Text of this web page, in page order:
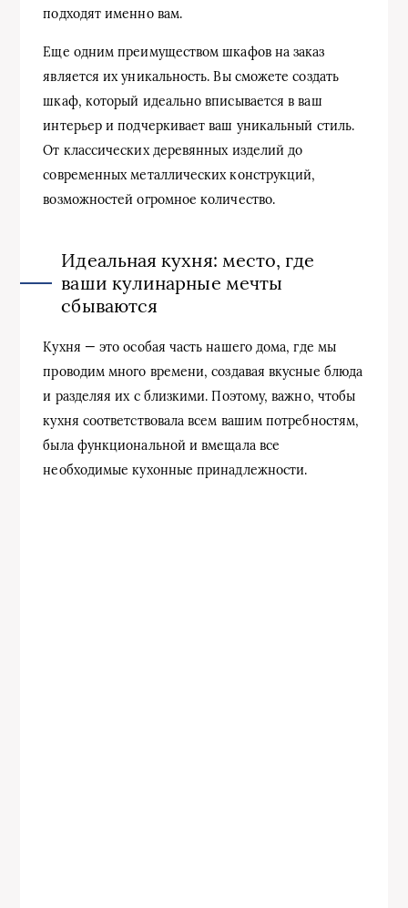
подходят именно вам.
Еще одним преимуществом шкафов на заказ
является их уникальность. Вы сможете создать
шкаф, который идеально вписывается в ваш
интерьер и подчеркивает ваш уникальный стиль.
От классических деревянных изделий до
современных металлических конструкций,
возможностей огромное количество.
Идеальная кухня: место, где
ваши кулинарные мечты
сбываются
Кухня — это особая часть нашего дома, где мы
проводим много времени, создавая вкусные блюда
и разделяя их с близкими. Поэтому, важно, чтобы
кухня соответствовала всем вашим потребностям,
была функциональной и вмещала все
необходимые кухонные принадлежности.